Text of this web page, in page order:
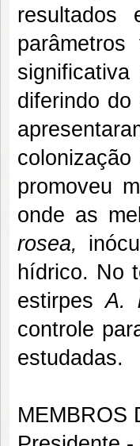
resultados
diferindo
promoveu
onde as
rosea,
hídrico. No
estirpesA.
controle
estudadas.
MEMBROS